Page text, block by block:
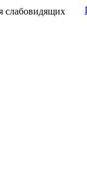
слабовидящих